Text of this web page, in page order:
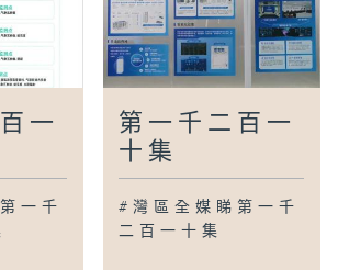
一
一千
第一千二百一
十集
#灣區全媒睇第一千
二百一十集